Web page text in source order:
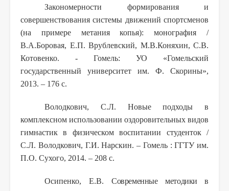
Закономерности формирования и
совершенствования системы движений спортсменов
(на примере метания копья): монография /
В.А.Боровая, Е.П. Врублевский, М.В.Коняхин, С.В.
Котовенко. - Гомель: УО «Гомельский
государственный университет им. Ф. Скорины»,
2013. – 176 с.
Володкович, С.Л. Новые подходы в
комплексном использовании оздоровительных видов
гимнастик в физическом воспитании студенток /
С.Л. Володкович, Г.И. Нарскин. – Гомель : ГГТУ им.
П.О. Сухого, 2014. – 208 с.
Осипенко, Е.В.Современные методики в